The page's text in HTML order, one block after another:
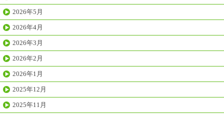
2026年5月
2026年4月
2026年3月
2026年2月
2026年1月
2025年12月
2025年11月